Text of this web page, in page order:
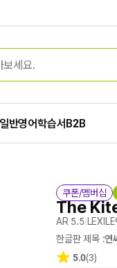
반영어학습서B2B
쿠폰/멤버십
The
AR 5.5|
한글판 제목 :연
5.0(3)